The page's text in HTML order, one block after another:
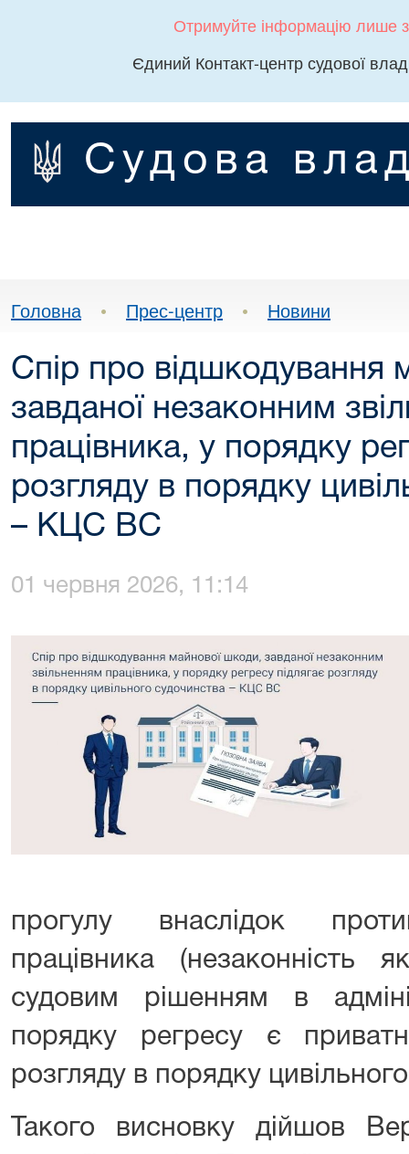
Отримуйте інформацію лише
Єдиний Контакт-центр судової
Судова
Головна • Прес-центр • Новини
Спір про відшкодування
завданої незаконним
працівника, у порядку
розгляду в порядку
– КЦС ВС
01 червня 2026, 11:14
прогулу внаслідок
працівника (незаконність
судовим рішенням в
порядку регресу є
розгляду в порядку
Такого висновку дійшов